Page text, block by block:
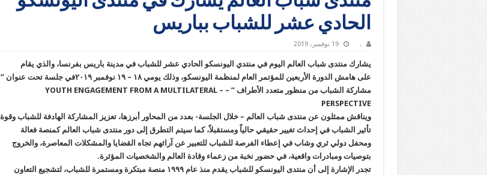
الحادي عشر للشباب بباريس
. 19 نوفمبر، 2019
يشارك منتدى شباب العالم اليوم في منتدي اليونسكو الحادي عشر للشباب في مدينة باريس بفرنسا، والذي يقام
على هامش الدورة الأربعين للمؤتمر العام لمنظمة اليونسكو، وذلك يومي ۱۸ – ۱۹ نوفمبر ٢٠١٩في جلسة تحت عنوان ”
مشاركة الشباب من منظور متعدد الأطراف ” – YOUTH ENGAGEMENT FROM A MULTILATERAL –
PERSPECTIVE
ويناقش ممثلون عن منتدى شباب العالم – خلال الجلسة- بعدد من المحاور أبرزها، تعزيز المشاركة الهادفة للشباب وقوة
تأثير الشباب في إحداث تغيير حقيقي حالياً ومستقبلاً، كما سيتم التطرق إلى دور منتدى شباب العالم كمنصة فعالة
ومحفل دولي ثري وشاب في إعطاء الفرصة للشباب للتعبير عن آرائهم تجاه القضايا والمشكلات المعاصرة، والخروج
بتوصيات ومبادرات واقعية، في حضور نخبة من زعماء وقادة العالم والشخصيات المؤثرة.
تجدر الإشارة إلى أن منتدى اليونسكو للشباب يقدم منذ عام ۱۹۹۹ منصة مبتكرة ومستمرة للشباب، لتشجيع التعاون